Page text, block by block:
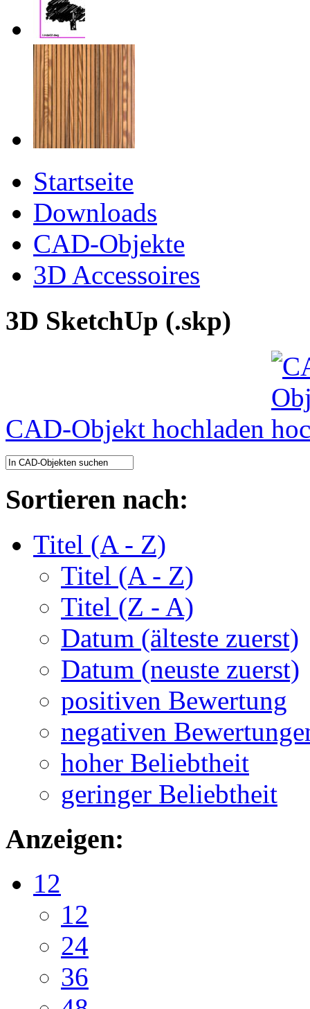
Startseite
Downloads
CAD-Objekte
3D Accessoires
3D SketchUp (.skp)
CAD-Objekt hochladen
Sortieren nach:
Titel (A - Z)
Titel (A - Z)
Titel (Z - A)
Datum (älteste zuerst)
Datum (neuste zuerst)
positiven Bewertung
negativen
hoher Beliebtheit
geringer Beliebtheit
Anzeigen:
12
12
24
36